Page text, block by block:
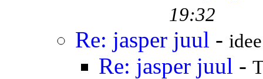
19:32
Re: jasper juul -
Re: jasper juul -